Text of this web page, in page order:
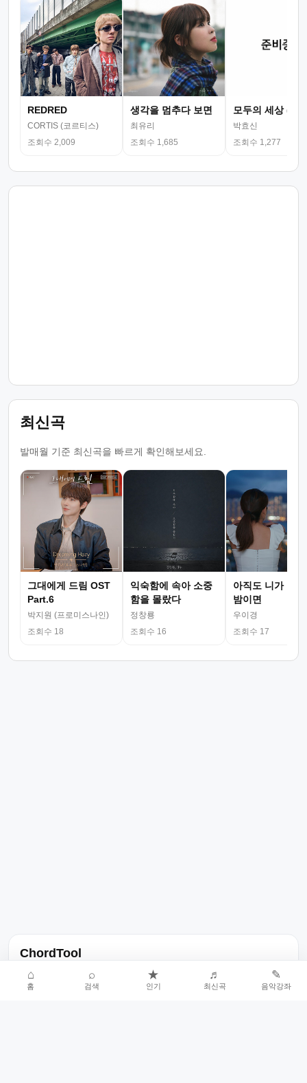
REDRED
CORTIS (코르티스)
조회수 2,009
생각을 멈추다 보면
최유리
조회수 1,685
모두의 세상 (뮤
박효신
조회수 1,277
최신곡
발매월 기준 최신곡을 빠르게 확인해보세요.
그대에게 드림 OST
Part.6
박지원 (프로미스나인)
조회수 18
익숙함에 속아 소중
함을 몰랐다
정창룡
조회수 16
아직도 니가 그
밤이면
우이경
조회수 17
ChordTool
노래 가사, 곡 정보, 코드, 악보를 한곳에서 찾을 수 있는 음악 정보
서비스입니다.
⌂
홈
⌕
검색
★
인기
♬
최신곡
✎
음악강좌